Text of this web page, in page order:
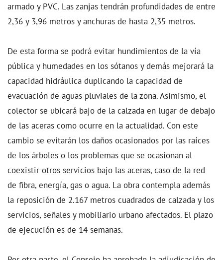
armado y PVC. Las zanjas tendrán profundidades de entre
2,36 y 3,96 metros y anchuras de hasta 2,35 metros.
De esta forma se podrá evitar hundimientos de la vía
pública y humedades en los sótanos y demás mejorará la
capacidad hidráulica duplicando la capacidad de
evacuación de aguas pluviales de la zona. Asimismo, el
colector se ubicará bajo de la calzada en lugar de debajo
de las aceras como ocurre en la actualidad. Con este
cambio se evitarán los daños ocasionados por las raíces
de los árboles o los problemas que se ocasionan al
coexistir otros servicios bajo las aceras, caso de la red
de fibra, energía, gas o agua. La obra contempla además
la reposición de 2.167 metros cuadrados de calzada y los
servicios, señales y mobiliario urbano afectados. El plazo
de ejecución es de 14 semanas.